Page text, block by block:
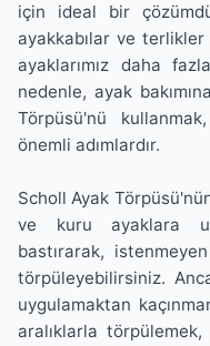
için ideal bir
ayakkabılar ve
ayaklarımız daha
nedenle, ayak
Törpüsü'nü
önemli adımlardır.
Scholl Ayak
ve kuru ayaklara
bastırarak,
törpüleyebilirsiniz.
uygulamaktan
aralıklarla